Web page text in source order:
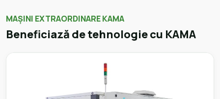
MAȘINI EXTRAORDINARE KAMA
Beneficiază de tehnologie cu KAMA